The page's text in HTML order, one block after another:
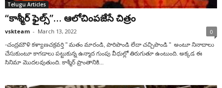
Telugu Articles
“కాశ్మీర్ ఫైల్స్”… ఆలోచింపజేసే చిత్రం
vskteam - March 13, 2022 0
-చంద్రమౌళి కళ్యాణచక్రవర్తి " మ‌తం మారండి, పారిపొండి లేదా చ‌చ్చిపొండి " అంటూ నినాదాలు
చేసుకుంటూ కాగ‌డాలు ప‌ట్టుకున్న ఉన్మాద గుంపు వీధుల్లో తిరుగుతూ ఉంటుంది. అక్క‌డ ఈ
సినిమా మొద‌ల‌వుతుంది. కాశ్మీర్ ప్రాంతానికి...